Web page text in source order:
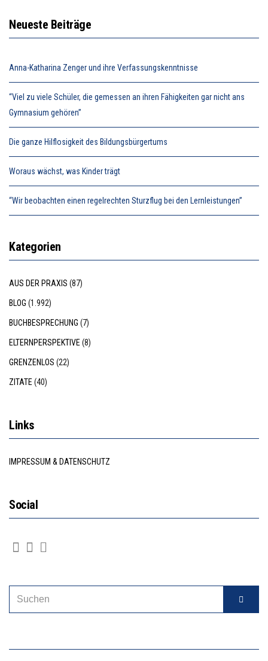
Neueste Beiträge
Anna-Katharina Zenger und ihre Verfassungskenntnisse
“Viel zu viele Schüler, die gemessen an ihren Fähigkeiten gar nicht ans
Gymnasium gehören”
Die ganze Hilflosigkeit des Bildungsbürgertums
Woraus wächst, was Kinder trägt
“Wir beobachten einen regelrechten Sturzflug bei den Lernleistungen”
Kategorien
AUS DER PRAXIS (87)
BLOG (1.992)
BUCHBESPRECHUNG (7)
ELTERNPERSPEKTIVE (8)
GRENZENLOS (22)
ZITATE (40)
Links
IMPRESSUM & DATENSCHUTZ
Social